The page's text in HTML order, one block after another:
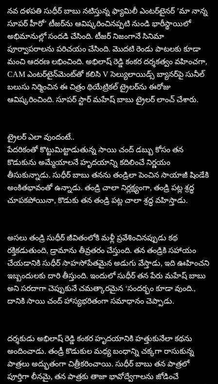
నవ దళపతి సుధీర్ బాబు నటిస్తున్న ఫ్యామిలీ ఎంటర్‌టైనర్ ’మా నాన్న
సూపర్ హీరో’ టీజర్‌ను ఆవిష్కరించినప్పటి నుండి భారీస్థాయిలో
అభిమానుల్లో సందడి చేసింది. టీజర్ నిజంగానే సినిమా
పూర్వాపరాలను పరిచయం చేసింది. మొదటి రెండు పాటలకు కూడా
మంచి ఆదరణ లభించింది. అభిలాష్ రెడ్డి కంకర దర్శకత్వం వహించగా,
CAM ఎంటర్‌టైన్‌మెంట్‌తో కలిసి V సెల్యులాయిడ్స్ బ్యానర్‌పై సునీల్
బలుసు నిర్మించిన ఈ చిత్రం థియేట్రికల్ ట్రైలర్‌ను ఈరోజు
ఆవిష్కరించింది. సూపర్ స్టార్ మహేష్ బాబు ట్రైలర్ లాంచ్ చేశారు.
ట్రైలర్ ఎలా వుందంటే..
పేదరికంతో కొట్టుమిట్టాడుతున్న సాయి చంద్ డబ్బు కోసం తన
కొడుకును అమ్మేయాలనే హృదయాన్ని కదిలించే నిర్ణయం
తీసుకున్నాడు. సుధీర్ బాబు తనను తండ్రిలా పెంచిన సాయాజీ షిండేకి
అంకితభావంతో ఉన్నాడు. తండ్రి చాలా నిర్లక్ష్యంగా, తండ్రి పట్ల శ్రద్ధ
చూపకపోయినా, కొడుకు తన తండ్రి పట్ల చాలా శ్రద్ధ వహిస్తాడు.
అసలు తండ్రి సుధీర్ జీవితంలోకి మళ్లీ ప్రవేశించినప్పుడు కథ
రక్తికడుతుంది, డ్రామాను తీవ్రతరం చేస్తుంది. తన తండ్రికి సహాయం
చేయడానికి సుధీర్ సాహసోపేతమైన అడుగు వేస్తాడు, ఇది ఊహించని
ఇబ్బందులకు దారి తీస్తుంది. ఇందులో సుధీర్ తన పేరు మహేష్ బాబు
అని సరదాగా చెప్పుకునే చమత్కారమైన ‘సందర్భం కూడా వుంది.,
దానికి సాయి చంద్ హాస్యభరితంగా సమాధానం చెప్పాడు.
దర్శకుడు అభిలాష్ రెడ్డి కంకర హృదయానికి హత్తుకునేలా కథను
అందించాడు. తండ్రీ కొడుకుల మధ్య బంధాన్ని చక్కగా రాసుకున్న
పాత్రలు అద్భుతంగా చిత్రీకరించాయి. సుధీర్ బాబు తన పాత్రలో
పూర్తిగా లీనమై, తన పాత్రకు తాజా భావోద్వేగాలను జోడించే